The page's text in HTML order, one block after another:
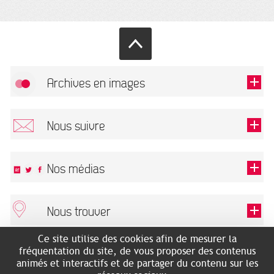
Archives en images
Nous suivre
Ce champ est exigé.
Nos médias
Nous trouver
ARCHIVES MUNICIPALES
2 rue des Archives
RECHERCHES GÉNÉALOGIQUES
NOUS CONNAÎTRE
Ce site utilise des cookies afin de mesurer la
fréquentation du site, de vous proposer des contenus
animés et interactifs et de partager du contenu sur les